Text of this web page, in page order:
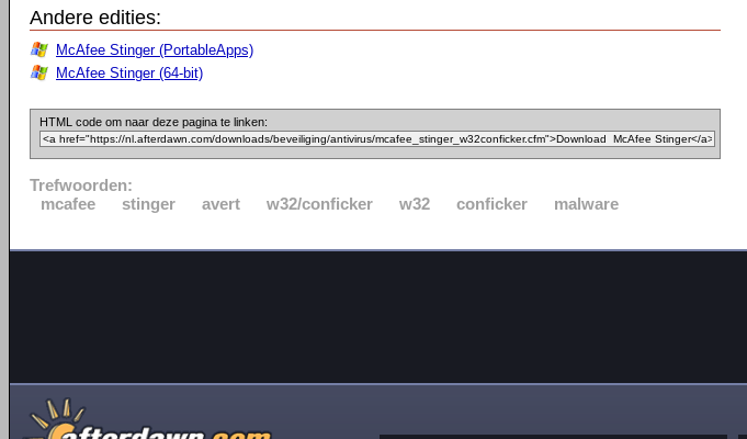
Andere edities:
McAfee Stinger (PortableApps)
McAfee Stinger (64-bit)
HTML code om naar deze pagina te linken:
Trefwoorden:
mcafee
stinger avert w32/conficker w32 conficker malware